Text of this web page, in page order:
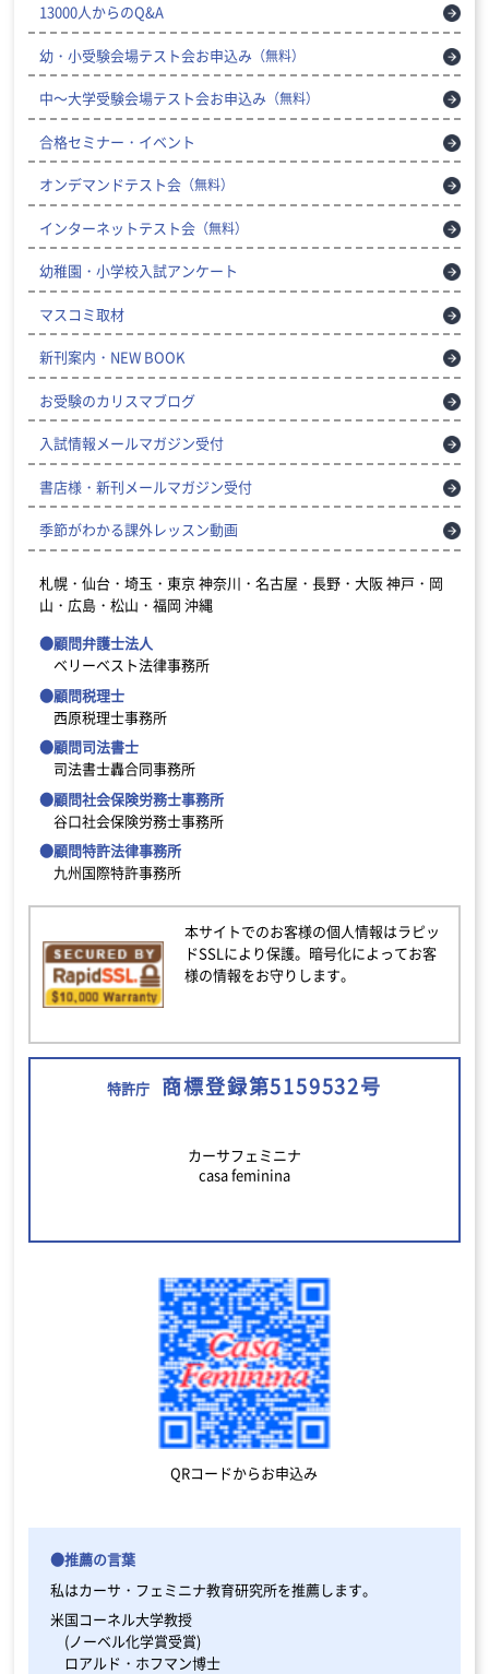
13000人からのQ&A
幼・小受験会場テスト会お申込み （無料）
中～大学受験会場テスト会お申込み （無料）
合格セミナー・イベント
オンデマンドテスト会 （無料）
インターネットテスト会 （無料）
幼稚園・小学校入試アンケート
マスコミ取材
新刊案内・NEW BOOK
お受験のカリスマブログ
入試情報メールマガジン受付
書店様・新刊メールマガジン受付
季節がわかる課外レッスン動画
札幌・仙台・埼玉・東京神奈川・名古屋・長野・大阪神戸・岡
山・広島・松山・福岡 沖縄
●顧問弁護士法人
ベリーベスト法律事務所
●顧問税理士
西原税理士事務所
●顧問司法書士
司法書士轟合同事務所
●顧問社会保険労務士事務所
谷口社会保険労務士事務所
●顧問特許法律事務所
九州国際特許事務所
本サイトでのお客様の個人情報はラピッ
ドSSLにより保護。暗号化によってお客
様の情報をお守りします。
特許庁 商標登録第5159532号
カーサフェミニナ
casa feminina
QRコードからお申込み
●推薦の言葉
私はカーサ・フェミニナ教育研究所を推薦します。
米国コーネル大学教授
(ノーベル化学賞受賞)
ロアルド・ホフマン博士